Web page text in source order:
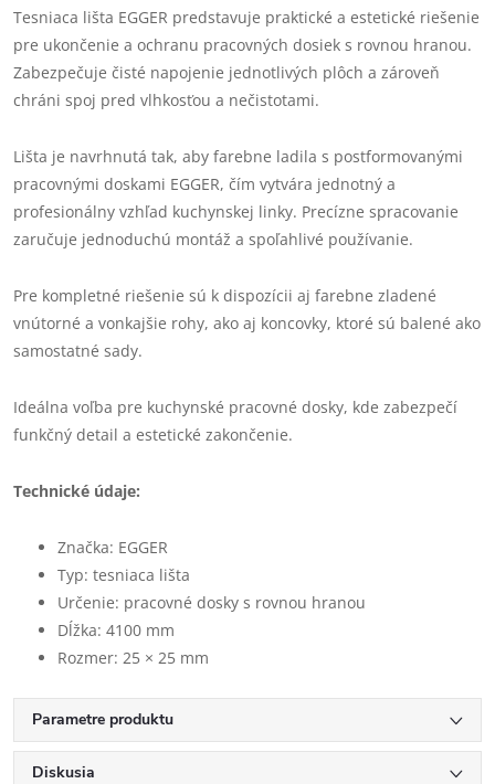
Tesniaca lišta EGGER predstavuje praktické a estetické riešenie
pre ukončenie a ochranu pracovných dosiek s rovnou hranou.
Zabezpečuje čisté napojenie jednotlivých plôch a zároveň
chráni spoj pred vlhkosťou a nečistotami.
Lišta je navrhnutá tak, aby farebne ladila s postformovanými
pracovnými doskami EGGER, čím vytvára jednotný a
profesionálny vzhľad kuchynskej linky. Precízne spracovanie
zaručuje jednoduchú montáž a spoľahlivé používanie.
Pre kompletné riešenie sú k dispozícii aj farebne zladené
vnútorné a vonkajšie rohy, ako aj koncovky, ktoré sú balené ako
samostatné sady.
Ideálna voľba pre kuchynské pracovné dosky, kde zabezpečí
funkčný detail a estetické zakončenie.
Technické údaje:
Značka: EGGER
Typ: tesniaca lišta
Určenie: pracovné dosky s rovnou hranou
Dĺžka: 4100 mm
Rozmer: 25 × 25 mm
Parametre produktu
Diskusia